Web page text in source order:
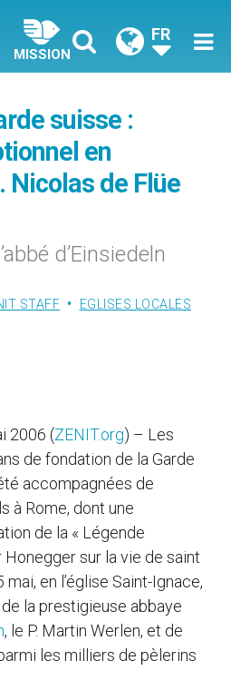
MISSION
FR
suisse :
en
Nicolas de Flüe
d’Einsiedeln
STAFF EGLISES LOCALES
2006 (ZENIT.org) – Les
de fondation de la Garde
accompagnées de
à Rome, dont une
de la « Légende
sur la vie de saint
en l’église Saint-Ignace,
la prestigieuse abbaye
, le P. Martin Werlen, et de
les milliers de pèlerins